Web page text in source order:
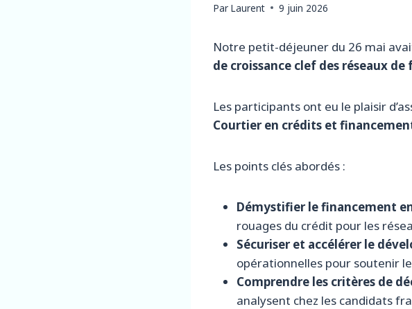
Par Laurent 9 juin 2026
Notre petit-déjeuner du 26 mai
de croissance clef des réseaux de
Les participants ont eu le plaisir
Courtier en crédits et
Les points clés abordés :
Démystifier le financement
rouages du crédit pour les
Sécuriser et accélérer le
opérationnelles pour soutenir
Comprendre les critères de
analysent chez les candidats